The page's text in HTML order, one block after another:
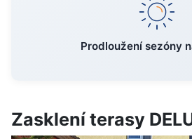
Prodloužení sezóny
Zasklení terasy